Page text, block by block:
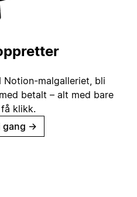
Notion-malgalleriet, bli
betalt – alt med bare
klikk.
gang →